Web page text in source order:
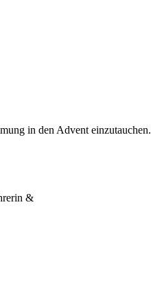
in den Advent einzutauchen.